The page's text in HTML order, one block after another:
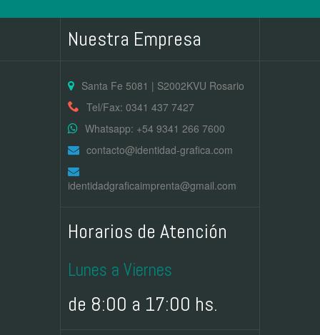
Nuestra Empresa
Santa Fe 5081 | S2002KVU Rosario
Tel/Fax: 0341 437 7427
Whatsapp: +54 9341 266 7600
contacto@identidad-grafica.com
identidadgraficaimprenta@gmail.com
Horarios de Atención
Lunes a Viernes
de 8:00 a 17:00 hs.